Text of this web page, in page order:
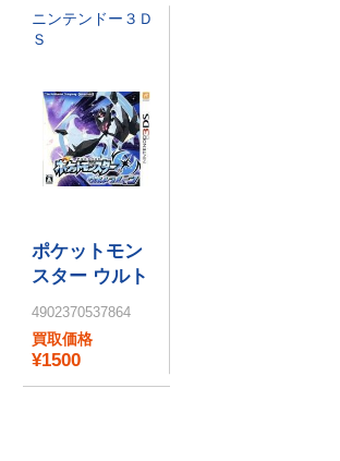
ニンテンドー３Ｄ
Ｓ
ポケットモン
スター ウルト
ラムーン
4902370537864
買取価格
¥1500